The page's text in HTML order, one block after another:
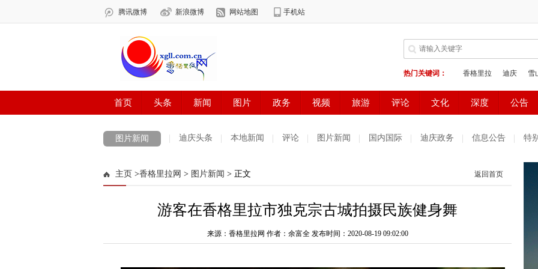
图片新闻 迪庆头条 本地新闻 评论 图片新闻 国内国际 迪庆政务 信息公告 特
主页 >香格里拉网 > 图片新闻 > 正文 返回首页
游客在香格里拉市独克宗古城拍摄民族健身舞
来源：香格里拉网 作者：余富全 发布时间：2020-08-19 09:02:00